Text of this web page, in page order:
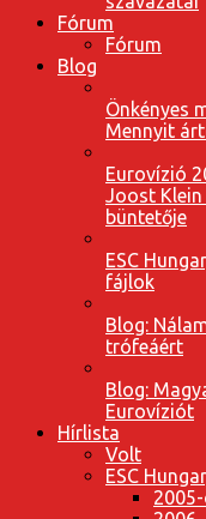
Fórum
Fórum
Blog
Önkényes
Mennyit
Eurovízió
Joost Klein
büntetője
ESC
fájlok
Blog:
trófeáért
Blog:
Eurovíziót
Hírlista
Volt
ESC